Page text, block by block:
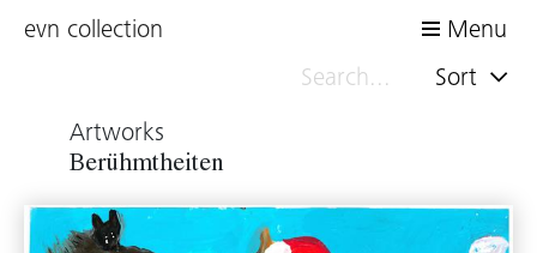
evn collection
Menu
Sort
Artworks
Berühmtheiten